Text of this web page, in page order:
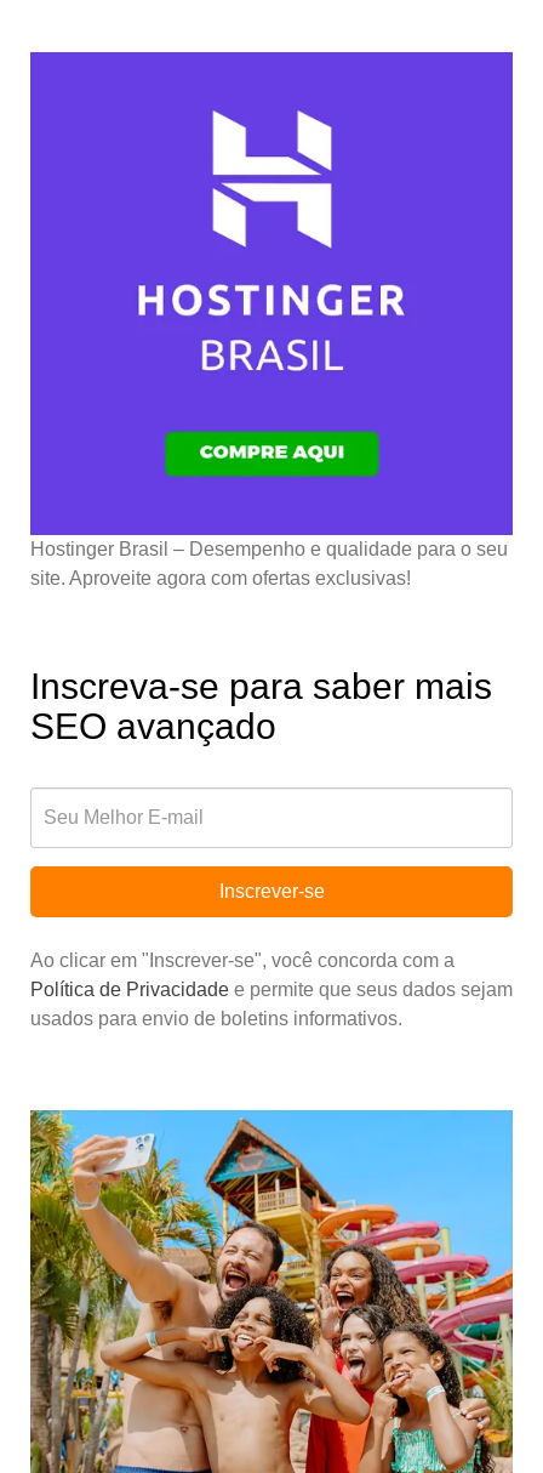
Hostinger Brasil – Desempenho e qualidade para o seu
site. Aproveite agora com ofertas exclusivas!
Inscreva-se para saber mais
SEO avançado
Inscrever-se
Ao clicar em "Inscrever-se", você concorda com a
Política de Privacidade e permite que seus dados sejam
usados para envio de boletins informativos.